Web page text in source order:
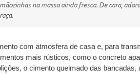
na massa ainda fresca. De cara,
com atmosfera de casa e, para
mais rústicos, como o concreto
o cimento queimado das bancadas,